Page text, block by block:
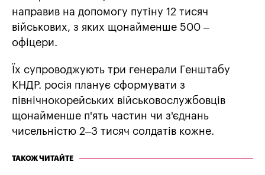
направив на допомогу путіну 12 тисяч
військових, з яких щонайменше 500 –
офіцери.
Їх супроводжують три генерали Генштабу
КНДР. росія планує сформувати з
північнокорейських військовослужбовців
щонайменше п'ять частин чи з'єднань
чисельністю 2–3 тисяч солдатів кожне.
ТАКОЖ ЧИТАЙТЕ